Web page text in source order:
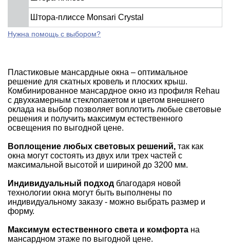
Штора-плиссе Monsari Crystal
Нужна помощь с выбором?
Пластиковые мансардные окна – оптимальное
решение для скатных кровель и плоских крыш.
Комбинированное мансардное окно из профиля Rehau
с двухкамерным стеклопакетом и цветом внешнего
оклада на выбор позволяет воплотить любые световые
решения и получить максимум естественного
освещения по выгодной цене.
Воплощение любых световых решений, так как
окна могут состоять из двух или трех частей с
максимальной высотой и шириной до 3200 мм.
Индивидуальный подход благодаря новой
технологии окна могут быть выполнены по
индивидуальному заказу - можно выбрать размер и
форму.
Максимум естественного света и комфорта на
мансардном этаже по выгодной цене.